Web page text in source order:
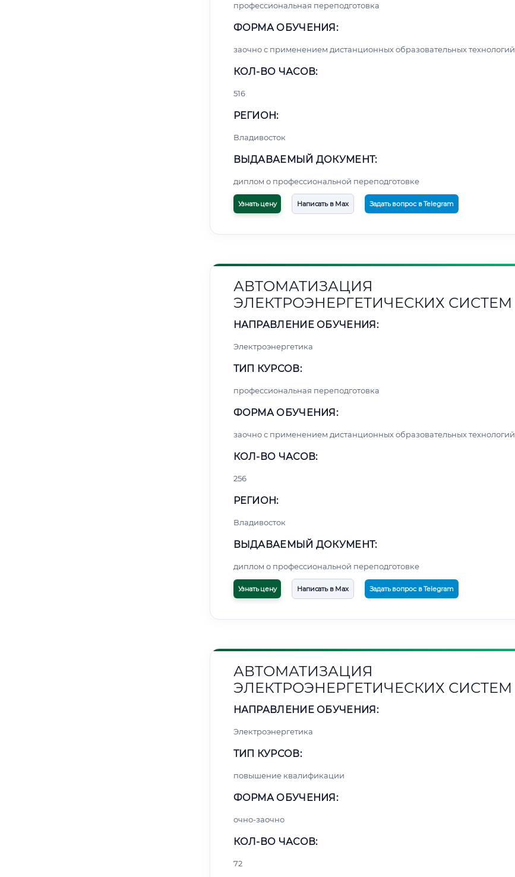
профессиональная переподготовка
ФОРМА ОБУЧЕНИЯ:
заочно с применением дистанционных образовательных технологий
КОЛ-ВО ЧАСОВ:
516
РЕГИОН:
Владивосток
ВЫДАВАЕМЫЙ ДОКУМЕНТ:
диплом о профессиональной переподготовке
Узнать цену Написать в Max Задать вопрос в Telegram
АВТОМАТИЗАЦИЯ
ЭЛЕКТРОЭНЕРГЕТИЧЕСКИХ СИСТЕМ
НАПРАВЛЕНИЕ ОБУЧЕНИЯ:
Электроэнергетика
ТИП КУРСОВ:
профессиональная переподготовка
ФОРМА ОБУЧЕНИЯ:
заочно с применением дистанционных образовательных технологий
КОЛ-ВО ЧАСОВ:
256
РЕГИОН:
Владивосток
ВЫДАВАЕМЫЙ ДОКУМЕНТ:
диплом о профессиональной переподготовке
Узнать цену Написать в Max Задать вопрос в Telegram
АВТОМАТИЗАЦИЯ
ЭЛЕКТРОЭНЕРГЕТИЧЕСКИХ СИСТЕМ
НАПРАВЛЕНИЕ ОБУЧЕНИЯ:
Электроэнергетика
ТИП КУРСОВ:
повышение квалификации
ФОРМА ОБУЧЕНИЯ:
очно-заочно
КОЛ-ВО ЧАСОВ:
72